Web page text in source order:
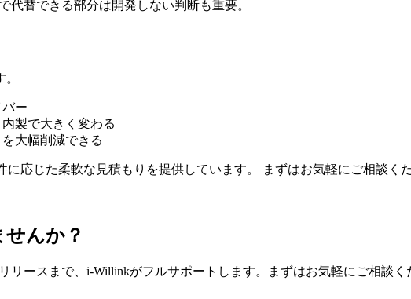
代替できる部分は開発しない判断も重要。
ー
製で大きく変わる
大幅削減できる
応じた柔軟な見積もりを提供しています。 まずはお気軽にご相談く
んか？
リースまで、i-Willinkがフルサポートします。まずはお気軽にご相談く